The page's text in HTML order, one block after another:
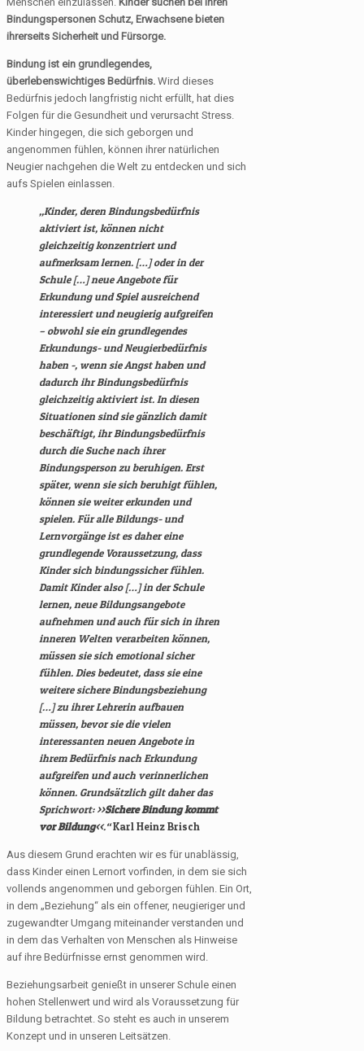
Bindungspersonen Schutz, Erwachsene bieten
ihrerseits Sicherheit und Fürsorge.
Bindung ist ein grundlegendes,
überlebenswichtiges Bedürfnis. Wird dieses
Bedürfnis jedoch langfristig nicht erfüllt, hat dies
Folgen für die Gesundheit und verursacht Stress.
Kinder hingegen, die sich geborgen und
angenommen fühlen, können ihrer natürlichen
Neugier nachgehen die Welt zu entdecken und sich
aufs Spielen einlassen.
„Kinder, deren Bindungsbedürfnis
aktiviert ist, können nicht
gleichzeitig konzentriert und
aufmerksam lernen. […] oder in der
Schule […] neue Angebote für
Erkundung und Spiel ausreichend
interessiert und neugierig aufgreifen
– obwohl sie ein grundlegendes
Erkundungs- und Neugierbedürfnis
haben -, wenn sie Angst haben und
dadurch ihr Bindungsbedürfnis
gleichzeitig aktiviert ist. In diesen
Situationen sind sie gänzlich damit
beschäftigt, ihr Bindungsbedürfnis
durch die Suche nach ihrer
Bindungsperson zu beruhigen. Erst
später, wenn sie sich beruhigt fühlen,
können sie weiter erkunden und
spielen. Für alle Bildungs- und
Lernvorgänge ist es daher eine
grundlegende Voraussetzung, dass
Kinder sich bindungssicher fühlen.
Damit Kinder also […] in der Schule
lernen, neue Bildungsangebote
aufnehmen und auch für sich in ihren
inneren Welten verarbeiten können,
müssen sie sich emotional sicher
fühlen. Dies bedeutet, dass sie eine
weitere sichere Bindungsbeziehung
[…] zu ihrer Lehrerin aufbauen
müssen, bevor sie die vielen
interessanten neuen Angebote in
ihrem Bedürfnis nach Erkundung
aufgreifen und auch verinnerlichen
können. Grundsätzlich gilt daher das
Sprichwort: >>Sichere Bindung kommt
vor Bildung<<.“Karl Heinz Brisch
Aus diesem Grund erachten wir es für unablässig,
dass Kinder einen Lernort vorfinden, in dem sie sich
vollends angenommen und geborgen fühlen. Ein Ort,
in dem „Beziehung“ als ein offener, neugieriger und
zugewandter Umgang miteinander verstanden und
in dem das Verhalten von Menschen als Hinweise
auf ihre Bedürfnisse ernst genommen wird.
Beziehungsarbeit genießt in unserer Schule einen
hohen Stellenwert und wird als Voraussetzung für
Bildung betrachtet. So steht es auch in unserem
Konzept und in unseren Leitsätzen.